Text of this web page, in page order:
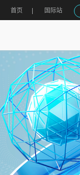
首页 国际站